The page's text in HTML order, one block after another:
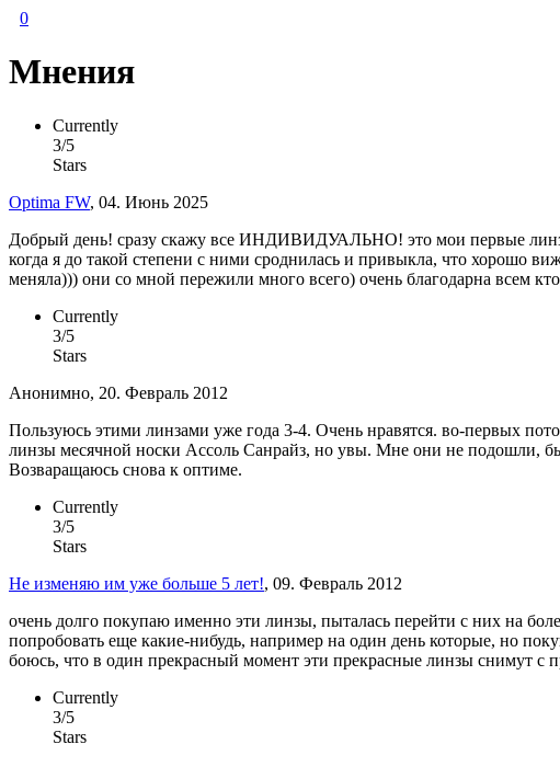
0
Мнения
Currently
3/5
Stars
Optima FW, 04. Июнь 2025
Добрый день! сразу скажу все ИНДИВИДУАЛЬНО! это мои первые
когда я до такой степени с ними сроднилась и привыкла, что хорошо
меняла))) они со мной пережили много всего) очень благодарна всем
Currently
3/5
Stars
Анонимно, 20. Февраль 2012
Пользуюсь этими линзами уже года 3-4. Очень нравятся. во-первых
линзы месячной носки Ассоль Санрайз, но увы. Мне они не подошли,
Возваращаюсь снова к оптиме.
Currently
3/5
Stars
Не изменяю им уже больше 5 лет!, 09. Февраль 2012
очень долго покупаю именно эти линзы, пыталась перейти с них на
попробовать еще какие-нибудь, например на один день которые, но
боюсь, что в один прекрасный момент эти прекрасные линзы снимут с
Currently
3/5
Stars